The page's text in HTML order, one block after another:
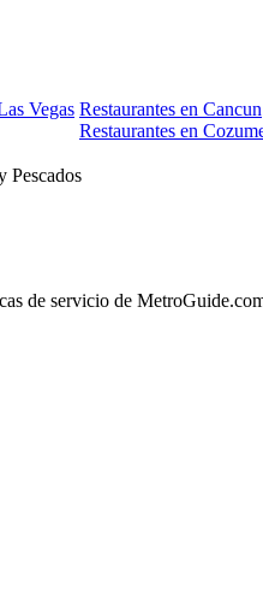
Vegas Restaurantes en Cancun
Restaurantes en
Pescados
de servicio de